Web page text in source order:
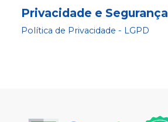
Privacidade e Segurança
Política de Privacidade - LGPD